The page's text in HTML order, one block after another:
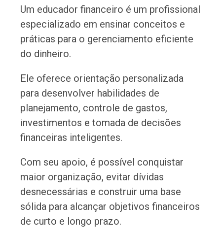
Um educador financeiro é um profissional
especializado em ensinar conceitos e
práticas para o gerenciamento eficiente
do dinheiro.
Ele oferece orientação personalizada
para desenvolver habilidades de
planejamento, controle de gastos,
investimentos e tomada de decisões
financeiras inteligentes.
Com seu apoio, é possível conquistar
maior organização, evitar dívidas
desnecessárias e construir uma base
sólida para alcançar objetivos financeiros
de curto e longo prazo.